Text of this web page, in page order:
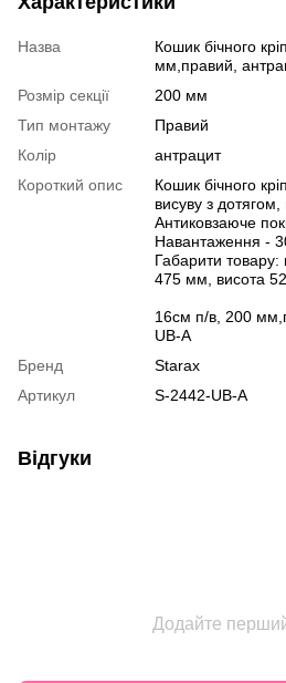
Назва
Кошик бічного
мм,правий,
Розмір секції
200 мм
Тип монтажу
Правий
Колір
антрацит
Короткий опис
Кошик бічного
висуву з дотягом,
Антиковзаюче
Навантаження -
Габарити
475 мм, висота
16см п/в, 200
UB-А
Бренд
Starax
Артикул
S-2442-UB-А
Відгуки
Додайте перший